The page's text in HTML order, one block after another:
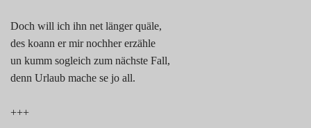
Doch will ich ihn net länger quäle,
des koann er mir nochher erzähle
un kumm sogleich zum nächste Fall,
denn Urlaub mache se jo all.
+++